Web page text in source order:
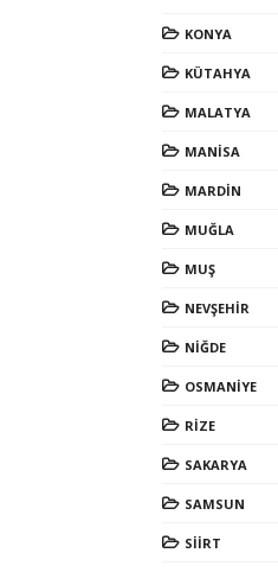
KONYA
KÜTAHYA
MALATYA
MANİSA
MARDİN
MUĞLA
MUŞ
NEVŞEHİR
NİĞDE
OSMANİYE
RİZE
SAKARYA
SAMSUN
SİİRT